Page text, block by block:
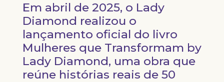
Em abril de 2025, o Lady
Diamond realizou o
lançamento oficial do livro
Mulheres que Transformam by
Lady Diamond, uma obra que
reúne histórias reais de 50